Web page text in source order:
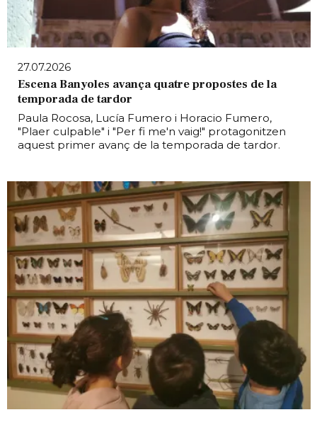
27.07.2026
Escena Banyoles avança quatre propostes de la
temporada de tardor
Paula Rocosa, Lucía Fumero i Horacio Fumero,
"Plaer culpable" i "Per fi me'n vaig!" protagonitzen
aquest primer avanç de la temporada de tardor.